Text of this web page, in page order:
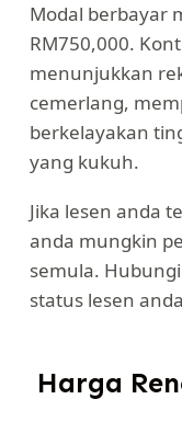
Modal berbayar
RM750,000.
menunjukkan
cemerlang,
berkelayakan
yang kukuh.
Jika lesen anda
anda mungkin
semula.
status lesen
Harga